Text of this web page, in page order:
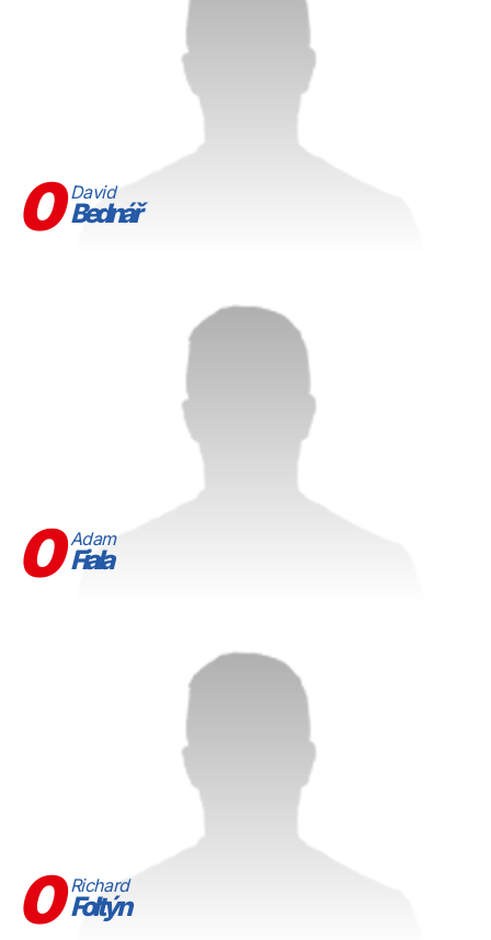
0 David
Bednář
0 Adam
Fiala
0 Richard
Foltýn